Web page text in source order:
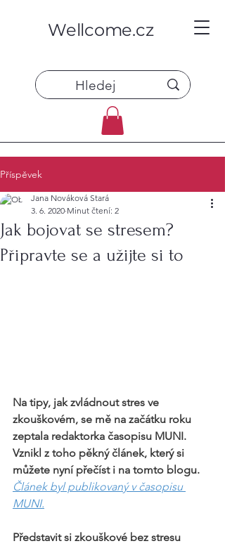
Wellcome.cz
Příspěvek
Jak bojovat se stresem?
Připravte se a užijte si to
Jana Nováková Stará
3. 6. 2020 Minut čtení: 2
Na tipy, jak zvládnout stres ve
zkouškovém, se mě na začátku roku
zeptala redaktorka časopisu MUNI.
Vznikl z toho pěkný článek, který si
můžete nyní přečíst i na tomto blogu.
Článek byl publikovaný v časopisu
MUNI.
Představit si zkouškové bez stresu